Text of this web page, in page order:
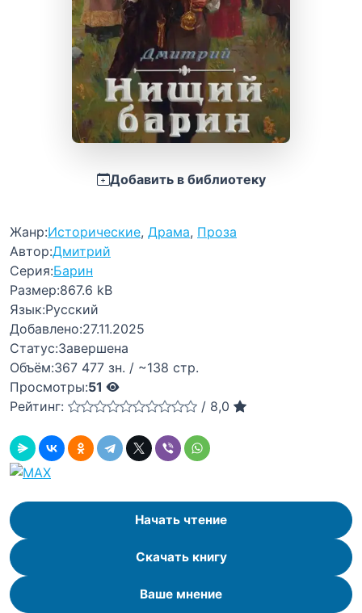
Добавить в библиотеку
Жанр:Исторические, Драма, Проза
Автор:Дмитрий
Серия:Барин
Размер:867.6 kB
Язык:Русский
Добавлено:27.11.2025
Статус:Завершена
Объём:367 477 зн. / ~138 стр.
Просмотры:51
Рейтинг:
/ 8,0
Начать чтение
Скачать книгу
Ваше мнение